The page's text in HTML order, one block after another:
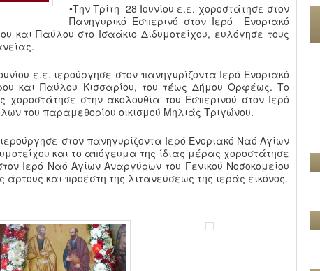
•Την Τρίτη 28 Ιουνίου ε.ε. χοροστάτησε στον
Πανηγυρικό Εσπερινό στον Ιερό Ενοριακό
και Παύλου στο Ισαάκιο Διδυμοτείχου, ευλόγησε τους
ε.ε. ιερούργησε στον πανηγυρίζοντα Ιερό Ενοριακό
και Παύλου Κισσαρίου, του τέως Δήμου Ορφέως. Το
στην ακολουθία του Εσπερινού στον Ιερό
του παραμεθορίου οικισμού Μηλιάς Τριγώνου.
στον πανηγυρίζοντα Ιερό Ενοριακό Ναό Αγίων
και το απόγευμα της ίδιας μέρας χοροστάτησε
Ιερό Ναό Αγίων Αναργύρων του Γενικού Νοσοκομείου
άρτους και προέστη της λιτανεύσεως της ιεράς εικόνος.